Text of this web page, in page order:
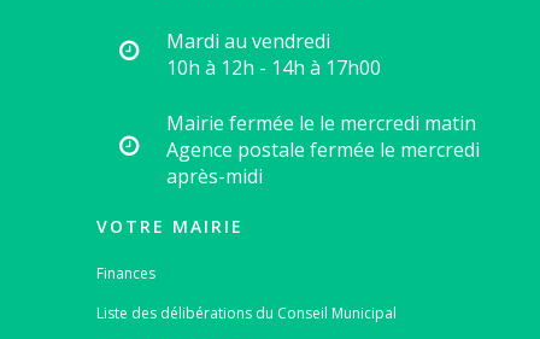
Mardi au vendredi
10h à 12h - 14h à 17h00
Mairie fermée le le mercredi matin
Agence postale fermée le mercredi
après-midi
VOTRE MAIRIE
Finances
Liste des délibérations du Conseil Municipal